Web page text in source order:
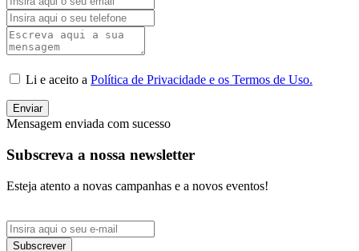
Li e aceito a Política de Privacidade e os Termos de Uso.
Enviar
Mensagem enviada com sucesso
Subscreva a nossa newsletter
Esteja atento a novas campanhas e a novos eventos!